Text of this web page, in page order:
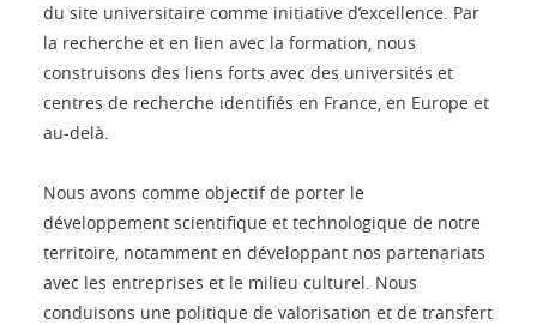
du site universitaire comme initiative d’excellence. Par
la recherche et en lien avec la formation, nous
construisons des liens forts avec des universités et
centres de recherche identifiés en France, en Europe et
au-delà.
Nous avons comme objectif de porter le
développement scientifique et technologique de notre
territoire, notamment en développant nos partenariats
avec les entreprises et le milieu culturel. Nous
conduisons une politique de valorisation et de transfert